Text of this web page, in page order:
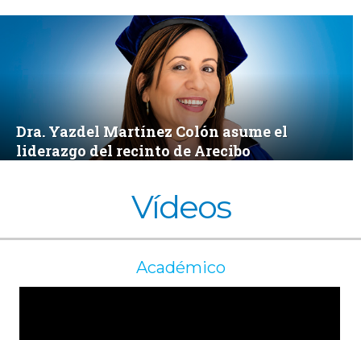
Dra. Yazdel Martínez Colón asume el
liderazgo del recinto de Arecibo
Vídeos
Académico